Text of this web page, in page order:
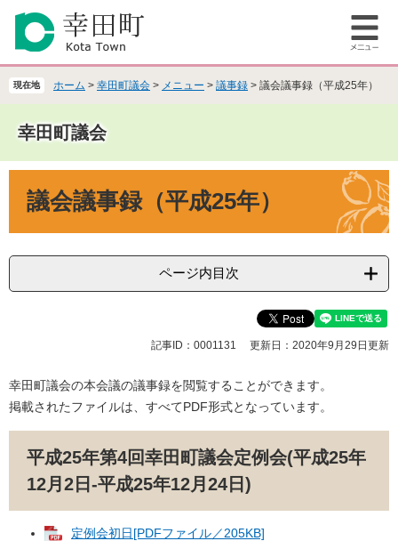
の
。
ー
て
メ
ー
現在地 ホーム > 幸田町議会 > メニュー > 議事録 > 議会議事録（平成25年）
幸田町議会
議会議事録（平成25年）
ページ内目次
記事ID：0001131 更新日：2020年9月29日更新
幸田町議会の本会議の議事録を閲覧することができます。
掲載されたファイルは、すべてPDF形式となっています。
平成25年第4回幸田町議会定例会(平成25年
12月2日-平成25年12月24日)
定例会初日[PDFファイル／205KB]